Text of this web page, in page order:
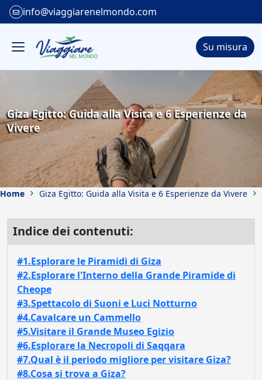
info@viaggiarenelmondo.com
Su misura
Giza Egitto: Guida alla Visita e 6 Esperienze da
Vivere
Home Giza Egitto: Guida alla Visita e 6 Esperienze da Vivere
Indice dei contenuti:
#1.Esplorare le Piramidi di Giza
#2.Esplorare l'Interno della Grande Piramide di
Cheope
#3.Spettacolo di Suoni e Luci Notturno
#4.Cavalcare un Cammello
#5.Visitare il Grande Museo Egizio
#6.Esplorare la Necropoli di Saqqara
#7.Qual è il periodo migliore per visitare Giza?
#8.Cosa si trova a Giza?